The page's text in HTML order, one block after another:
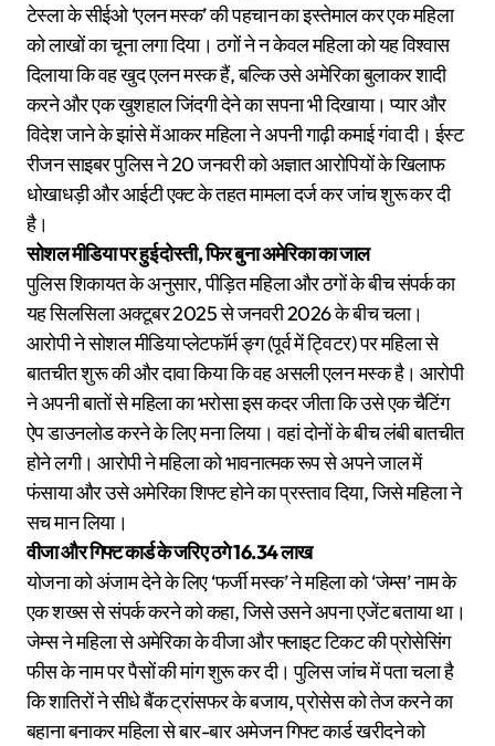
टेस्ला के सीईओ ‘एलन मस्क’ की पहचान का इस्तेमाल कर एक महिला
को लाखों का चूना लगा दिया। ठगों ने न केवल महिला को यह विश्वास
दिलाया कि वह खुद एलन मस्क हैं, बल्कि उसे अमेरिका बुलाकर शादी
करने और एक खुशहाल जिंदगी देने का सपना भी दिखाया। प्यार और
विदेश जाने के झांसे में आकर महिला ने अपनी गाढ़ी कमाई गंवा दी। ईस्ट
रीजन साइबर पुलिस ने 20 जनवरी को अज्ञात आरोपियों के खिलाफ
धोखाधड़ी और आईटी एक्ट के तहत मामला दर्ज कर जांच शुरू कर दी
है।
सोशल मीडिया पर हुई दोस्ती, फिर बुना अमेरिका का जाल
पुलिस शिकायत के अनुसार, पीड़ित महिला और ठगों के बीच संपर्क का
यह सिलसिला अक्टूबर 2025 से जनवरी 2026 के बीच चला।
आरोपी ने सोशल मीडिया प्लेटफॉर्म ङ्ग (पूर्व में ट्विटर) पर महिला से
बातचीत शुरू की और दावा किया कि वह असली एलन मस्क है। आरोपी
ने अपनी बातों से महिला का भरोसा इस कदर जीता कि उसे एक चैटिंग
ऐप डाउनलोड करने के लिए मना लिया। वहां दोनों के बीच लंबी बातचीत
होने लगी। आरोपी ने महिला को भावनात्मक रूप से अपने जाल में
फंसाया और उसे अमेरिका शिफ्ट होने का प्रस्ताव दिया, जिसे महिला ने
सच मान लिया।
वीजा और गिफ्ट कार्ड के जरिए ठगे 16.34 लाख
योजना को अंजाम देने के लिए ‘फर्जी मस्क’ ने महिला को ‘जेम्स’ नाम के
एक शख्स से संपर्क करने को कहा, जिसे उसने अपना एजेंट बताया था।
जेम्स ने महिला से अमेरिका के वीजा और फ्लाइट टिकट की प्रोसेसिंग
फीस के नाम पर पैसों की मांग शुरू कर दी। पुलिस जांच में पता चला है
कि शातिरों ने सीधे बैंक ट्रांसफर के बजाय, प्रोसेस को तेज करने का
बहाना बनाकर महिला से बार-बार अमेजन गिफ्ट कार्ड खरीदने को